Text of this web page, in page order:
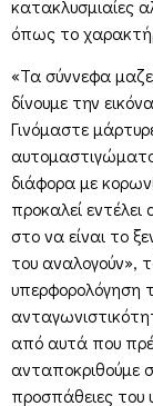
κατακλυσμιαίες
όπως το
«Τα σύννεφα
δίνουμε την
Γινόμαστε
διάφορα με
προκαλεί
στο να είναι το
του αναλογούν»,
υπερφορολόγηση
από αυτά που
ανταποκριθούμε
προσπάθειες του